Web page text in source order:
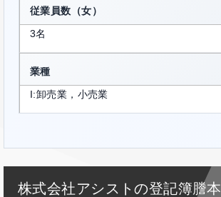
従業員数（女）
3名
業種
I:卸売業，小売業
株式会社アシストの登記簿謄本